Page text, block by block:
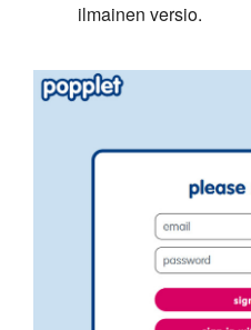
ilmainen versio.